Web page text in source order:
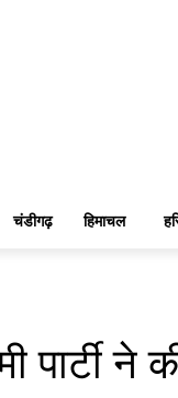
चंडीगढ़ हिमाचल
ने